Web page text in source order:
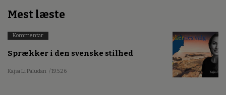
Mest læste
Kommentar
Sprækker i den svenske stilhed
Kajsa Li Paludan / 19.5.26